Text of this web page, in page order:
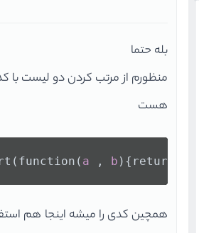
بله حتما
هست
(function( a , b ){return
همچین کدی را میشه اینجا هم